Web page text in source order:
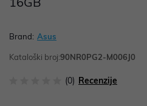
Brand: Asus
Kataloški broj:90NR0PG2-M006J0
(0) Recenzije